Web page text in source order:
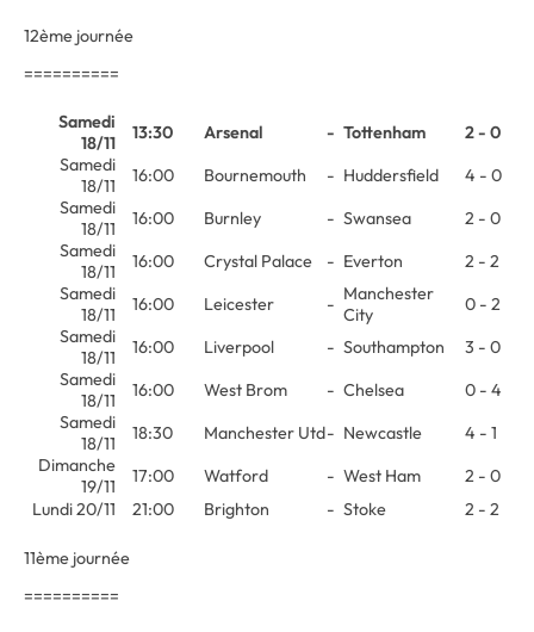
12ème journée
==========
Samedi
18/11
13:30 Arsenal - Tottenham
2 - 0
Samedi
18/11
16:00 Bournemouth - Huddersfield
4 - 0
Samedi
18/11
16:00 Burnley - Swansea
2 - 0
Samedi
18/11
16:00 Crystal Palace - Everton
2 - 2
Samedi
18/11
16:00 Leicester - Manchester
City
0 - 2
Samedi
18/11
16:00 Liverpool - Southampton
3 - 0
Samedi
18/11
16:00 West Brom - Chelsea
0 - 4
Samedi
18/11
18:30 Manchester Utd- Newcastle
4 - 1
Dimanche
19/11
17:00 Watford - West Ham
2 - 0
Lundi 20/11
21:00 Brighton - Stoke 2 - 2
11ème journée
==========